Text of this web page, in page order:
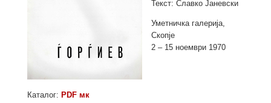
Текст: Славко Јаневски
Уметничка галерија,
Скопје
2 – 15 ноември 1970
Каталог: PDF мк